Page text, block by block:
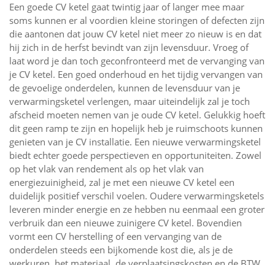
Een goede CV ketel gaat twintig jaar of langer mee maar
soms kunnen er al voordien kleine storingen of defecten zijn
die aantonen dat jouw CV ketel niet meer zo nieuw is en dat
hij zich in de herfst bevindt van zijn levensduur. Vroeg of
laat word je dan toch geconfronteerd met de vervanging van
je CV ketel. Een goed onderhoud en het tijdig vervangen van
de gevoelige onderdelen, kunnen de levensduur van je
verwarmingsketel verlengen, maar uiteindelijk zal je toch
afscheid moeten nemen van je oude CV ketel. Gelukkig hoeft
dit geen ramp te zijn en hopelijk heb je ruimschoots kunnen
genieten van je CV installatie. Een nieuwe verwarmingsketel
biedt echter goede perspectieven en opportuniteiten. Zowel
op het vlak van rendement als op het vlak van
energiezuinigheid, zal je met een nieuwe CV ketel een
duidelijk positief verschil voelen. Oudere verwarmingsketels
leveren minder energie en ze hebben nu eenmaal een groter
verbruik dan een nieuwe zuinigere CV ketel. Bovendien
vormt een CV herstelling of een vervanging van de
onderdelen steeds een bijkomende kost die, als je de